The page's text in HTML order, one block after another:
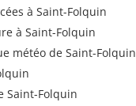
à Saint-Folquin
à Saint-Folquin
météo de Saint-Folquin
Saint-Folquin